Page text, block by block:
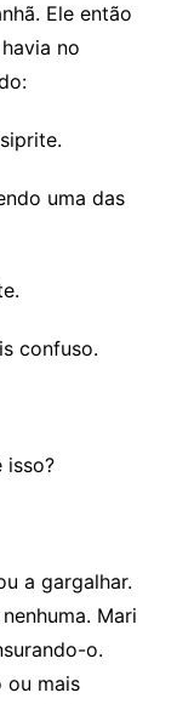
Ele então
no
uma das
confuso.
isso?
a gargalhar.
Mari
o.
ou mais